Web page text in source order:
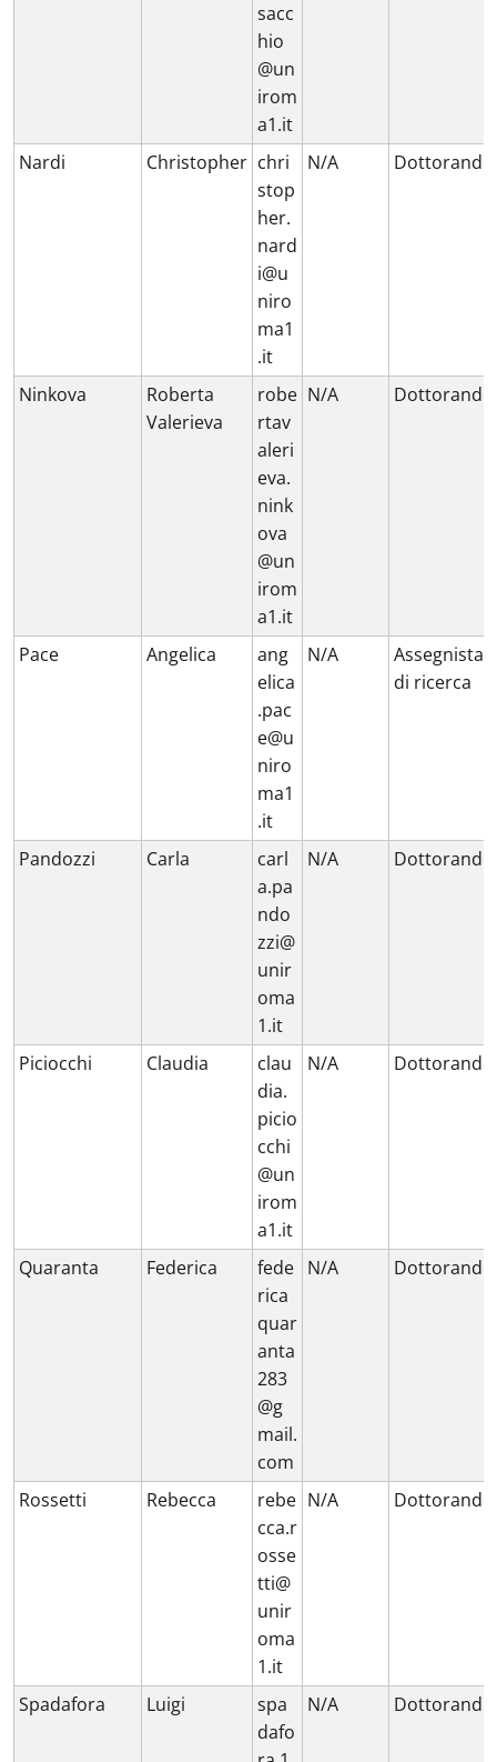
sacc
hio
@un
irom
a1.it
Nardi Christopher chri
stop
her.
nard
i@u
niro
ma1
.it
N/A Dottorando
Ninkova
Roberta
Valerieva
robe
rtav
aleri
eva.
nink
ova
@un
irom
a1.it
N/A Dottorando
Pace Angelica
ang
elica
.pac
e@u
niro
ma1
.it
N/A
Assegnista
di ricerca
Pandozzi Carla
carl
a.pa
ndo
zzi@
unir
oma
1.it
N/A Dottorando
Piciocchi Claudia
clau
dia.
picio
cchi
@un
irom
a1.it
N/A Dottorando
Quaranta Federica
fede
rica
quar
anta
283
@g
mail.
com
N/A Dottorando
Rossetti Rebecca
rebe
cca.r
osse
tti@
unir
oma
1.it
N/A Dottorando
Spadafora Luigi
spa
dafo
N/A Dottorando